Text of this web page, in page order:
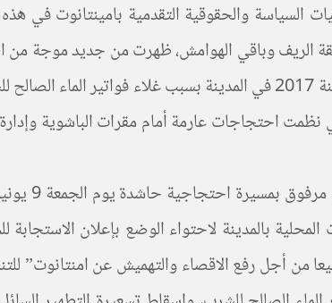
غلاء الأسعار سنة 2005 وطنيا، انخرطت الفعاليات السياسة والحقوقية
الذي عرفته منطقة الريف وباقي الهوامش، ظهرت من
المدن والقرى، وكانت امينتانوت في مقدمة هده الاحتجاجات، فقد تأجج السخط الشعبي
احتجاجات عارمة أمام مقرات الباشوية
بالمدينة لاحتواء الوضع بإعلان
حاشدة تحت شعار “جميعا من أجل رفع الاقصاء والتهميش عن